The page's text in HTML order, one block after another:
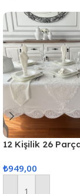
12 Kişilik 26
Masa Örtüsü Seti
₺949,00